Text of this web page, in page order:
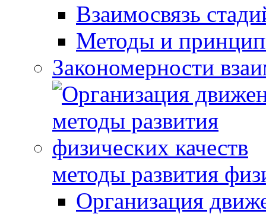
Взаимосвязь
Методы и
Закономерности
методы развития
Организация